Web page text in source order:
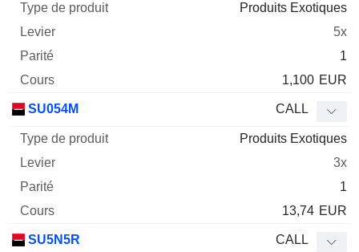
Produits Exotiques
5x
1
1,100 EUR
SU054M CALL
Produits Exotiques
3x
1
13,74 EUR
SU5N5R CALL